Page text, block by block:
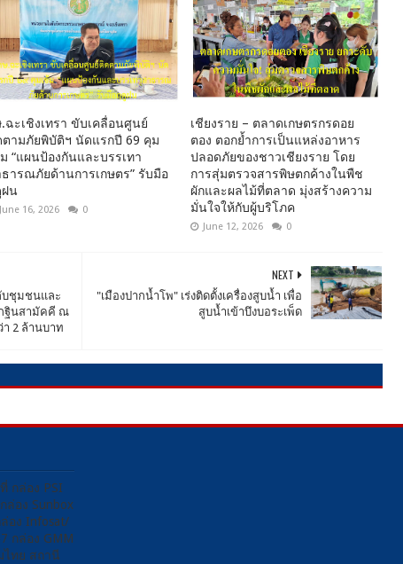
ฉะเชิงเทรา ขับเคลื่อนศูนย์
ตามภัยพิบัติฯ นัดแรกปี 69 คุม
“แผนป้องกันและบรรเทา
ธารณภัยด้านการเกษตร” รับมือ
ฝน
June 16, 2026 0
เชียงราย – ตลาดเกษตรกรดอย
ตอง ตอกย้ำการเป็นแหล่งอาหาร
ปลอดภัยของชาวเชียงราย โดย
การสุ่มตรวจสารพิษตกค้างในพืช
ผักและผลไม้ที่ตลาด มุ่งสร้างความ
มั่นใจให้กับผู้บริโภค
June 12, 2026 0
NEXT
"เมืองปากน้ำโพ​" เร่งติดตั้งเครื่องสูบน้ำ​ เพื่อ
สูบน้ำเข้าบึงบอระเพ็ด
บชุมชนและ
ฐินสามัคคี ณ
2 ล้านบาท
กล่อง PSI
ล่อง Sunbox
อง Infosat/
กล่อง GMM
ไทย สถานี